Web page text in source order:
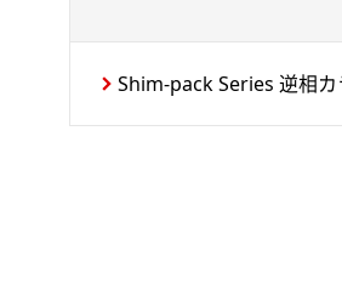
Shim-pack Series 逆相